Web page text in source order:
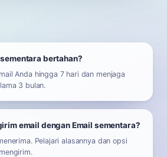
bertahan?
Anda hingga 7 hari dan menjaga
3 bulan.
email dengan Email sementara?
Pelajari alasannya dan opsi